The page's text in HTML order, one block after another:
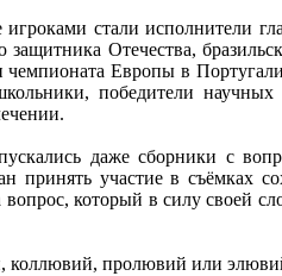
стали исполнители
Отечества,
Европы в
победители
даже сборники с
участие в съёмках
который в силу своей
коллювий, пролювий или